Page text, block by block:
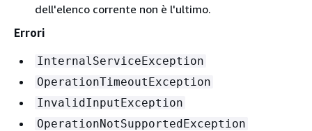
dell'elenco corrente non è l'ultimo.
Errori
InternalServiceException
OperationTimeoutException
InvalidInputException
OperationNotSupportedException